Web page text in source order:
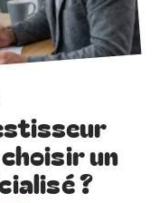
un
?